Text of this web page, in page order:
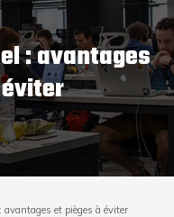
: avantages
avantages et pièges à éviter